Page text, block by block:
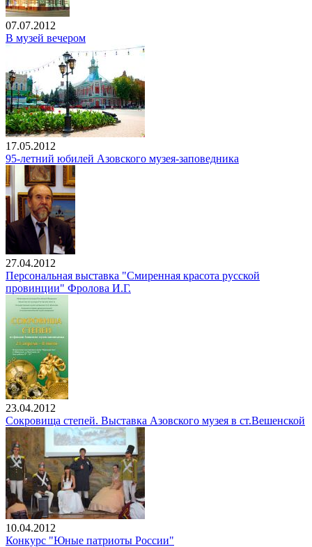
07.07.2012
В музей вечером
17.05.2012
95-летний юбилей Азовского музея-заповедника
27.04.2012
Персональная выставка "Смиренная красота русской
провинции" Фролова И.Г.
23.04.2012
Сокровища степей. Выставка Азовского музея в ст.Вешенской
10.04.2012
Конкурс "Юные патриоты России"